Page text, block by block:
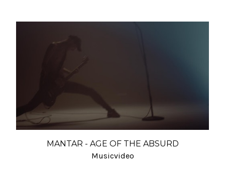
MANTAR - AGE OF THE ABSURD
Musicvideo